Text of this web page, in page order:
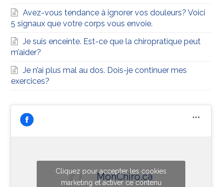
Avez-vous tendance à ignorer vos douleurs? Voici
5 signaux que votre corps vous envoie.
Je suis enceinte. Est-ce que la chiropratique peut
m’aider?
Je n’ai plus mal au dos. Dois-je continuer mes
exercices?
MonChiro.ca
Cliquez pour accepter les cookies
marketing et activer ce contenu